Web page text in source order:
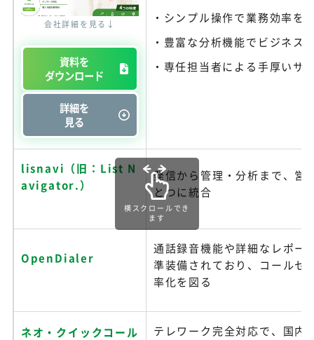
会社詳細を見る↓
資料を
ダウンロード
詳細を
見る
シンプル操作で業務効率を
豊富な分析機能でビジネス
専任担当者による手厚いサ
lisnavi（旧：List N
avigator.）
発信から管理・分析まで、営
とつに統合
OpenDialer
通話録音機能や詳細なレポー
準装備されており、コールセ
率化を図る
ネオ・クイックコール
テレワーク完全対応で、国内
横スクロールでき
ます